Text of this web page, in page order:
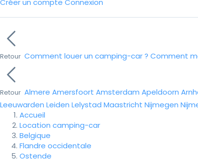
Créer un compte Connexion
Retour Comment louer un camping-car ? Comment
Retour Almere Amersfoort Amsterdam Apeldoorn
Leeuwarden Leiden Lelystad Maastricht Nijmegen
Accueil
Location camping-car
Belgique
Flandre occidentale
Ostende